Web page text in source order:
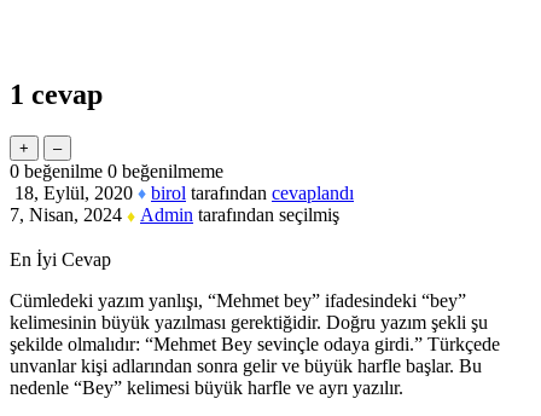
1 cevap
0 beğenilme 0 beğenilmeme
18, Eylül, 2020 ♦ birol tarafından cevaplandı
7, Nisan, 2024 ♦ Admin tarafından seçilmiş
En İyi Cevap
Cümledeki yazım yanlışı, “Mehmet bey” ifadesindeki “bey”
kelimesinin büyük yazılması gerektiğidir. Doğru yazım şekli şu
şekilde olmalıdır: “Mehmet Bey sevinçle odaya girdi.” Türkçede
unvanlar kişi adlarından sonra gelir ve büyük harfle başlar. Bu
nedenle “Bey” kelimesi büyük harfle ve ayrı yazılır.